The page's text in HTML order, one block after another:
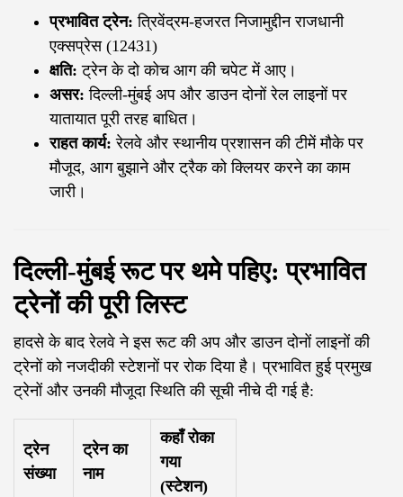
प्रभावित ट्रेन: त्रिवेंद्रम-हजरत निजामुद्दीन राजधानी
एक्सप्रेस (12431)
क्षति: ट्रेन के दो कोच आग की चपेट में आए।
असर: दिल्ली-मुंबई अप और डाउन दोनों रेल लाइनों पर
यातायात पूरी तरह बाधित।
राहत कार्य: रेलवे और स्थानीय प्रशासन की टीमें मौके पर
मौजूद, आग बुझाने और ट्रैक को क्लियर करने का काम
जारी।
दिल्ली-मुंबई रूट पर थमे पहिए: प्रभावित
ट्रेनों की पूरी लिस्ट
हादसे के बाद रेलवे ने इस रूट की अप और डाउन दोनों लाइनों की
ट्रेनों को नजदीकी स्टेशनों पर रोक दिया है। प्रभावित हुई प्रमुख
ट्रेनों और उनकी मौजूदा स्थिति की सूची नीचे दी गई है:
ट्रेन
संख्या
ट्रेन का
नाम
कहाँ रोका
गया
(स्टेशन)